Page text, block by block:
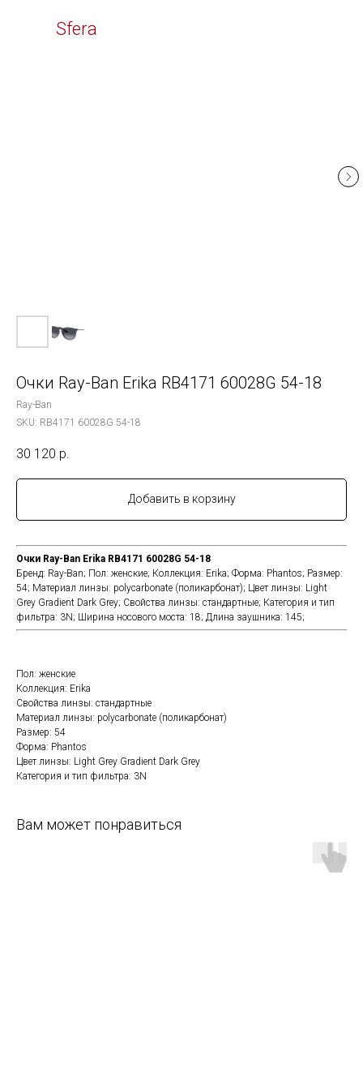
Sfera
Очки Ray-Ban Erika RB4171 60028G 54-18
Ray-Ban
SKU: RB4171 60028G 54-18
30 120 р.
Добавить в корзину
Очки Ray-Ban Erika RB4171 60028G 54-18
Бренд: Ray-Ban; Пол: женские; Коллекция: Erika; Форма: Phantos; Размер:
54; Материал линзы: polycarbonate (поликарбонат); Цвет линзы: Light
Grey Gradient Dark Grey; Cвойства линзы: стандартные; Категория и тип
фильтра: 3N; Ширина носового моста: 18; Длина заушника: 145;
Пол: женские
Коллекция: Erika
Cвойства линзы: стандартные
Материал линзы: polycarbonate (поликарбонат)
Размер: 54
Форма: Phantos
Цвет линзы: Light Grey Gradient Dark Grey
Категория и тип фильтра: 3N
Вам может понравиться